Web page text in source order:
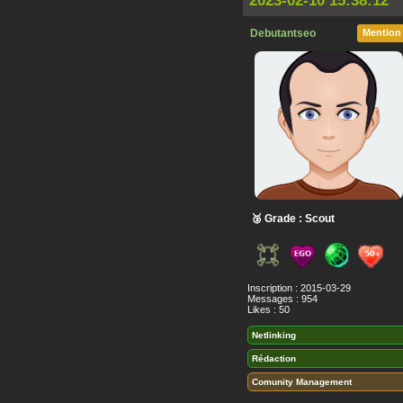
Mention
Debutantseo
🥉 Grade : Scout
Inscription : 2015-03-29
Messages : 954
Likes : 50
Netlinking
Rédaction
Comunity Management